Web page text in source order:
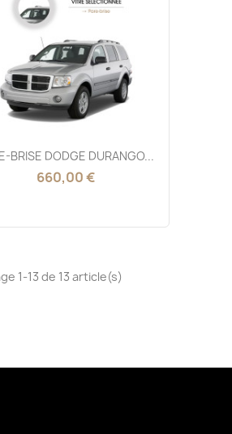
Aperçu rapide
BRISE DODGE DURANGO...
660,00 €
1-13 de 13 article(s)